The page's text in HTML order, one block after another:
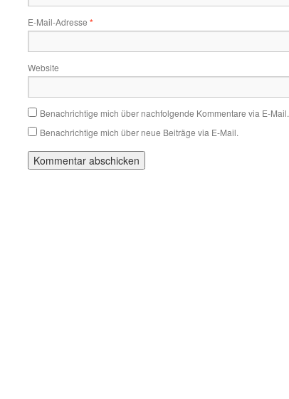
E-Mail-Adresse *
Website
Benachrichtige mich über nachfolgende Kommentare via E-Mail.
Benachrichtige mich über neue Beiträge via E-Mail.